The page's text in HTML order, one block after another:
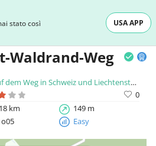
stato così
USA APP
Waldrand-Weg
dem Weg in Schweiz und Liechtenstein
0
km
149 m
Easy